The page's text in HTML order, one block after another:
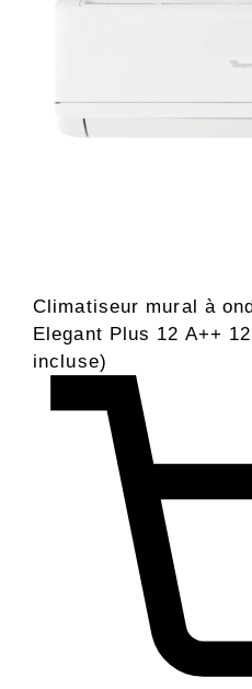
Climatiseur mural à
Elegant Plus 12 A++
incluse)